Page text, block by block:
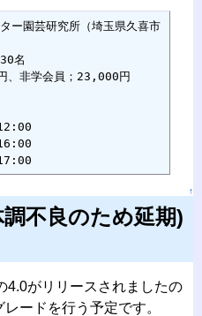
ー園芸研究所（埼玉県久喜市
名
、非学会員；23,000円
↑
不良のため延期)
4.0がリリースされましたの
ードを行う予定です。